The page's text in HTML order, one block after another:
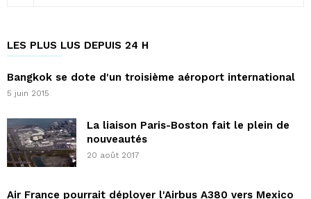
LES PLUS LUS DEPUIS 24 H
Bangkok se dote d'un troisième aéroport international
5 juin 2015
La liaison Paris-Boston fait le plein de
nouveautés
20 août 2017
Air France pourrait déployer l'Airbus A380 vers Mexico